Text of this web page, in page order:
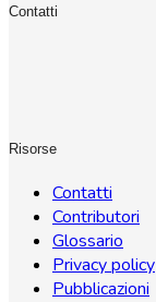
Contatti
Risorse
Contatti
Contributori
Glossario
Privacy policy
Pubblicazioni